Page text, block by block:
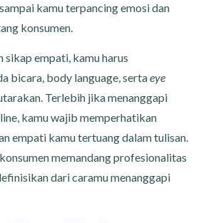
kamu terpancing emosi dan
konsumen.
sikap empati, kamu harus
bicara, body language, sertaeye
Terlebih jika menanggapi
kamu wajib memperhatikan
empati kamu tertuang dalam tulisan.
memandang profesionalitas
dari caramu menanggapi